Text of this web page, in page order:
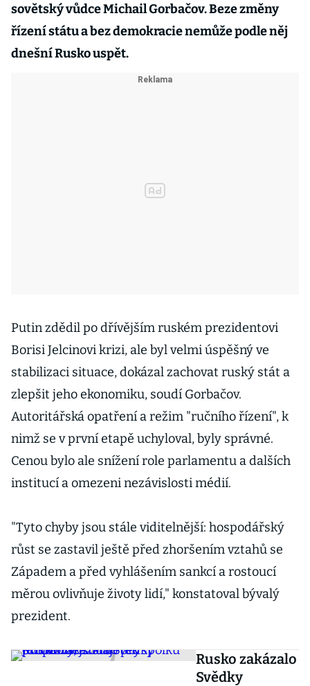
sovětský vůdce Michail Gorbačov. Beze změny
řízení státu a bez demokracie nemůže podle něj
dnešní Rusko uspět.
Putin zdědil po dřívějším ruském prezidentovi
Borisi Jelcinovi krizi, ale byl velmi úspěšný ve
stabilizaci situace, dokázal zachovat ruský stát a
zlepšit jeho ekonomiku, soudí Gorbačov.
Autoritářská opatření a režim "ručního řízení", k
nimž se v první etapě uchyloval, byly správné.
Cenou bylo ale snížení role parlamentu a dalších
institucí a omezeni nezávislosti médií.
"Tyto chyby jsou stále viditelnější: hospodářský
růst se zastavil ještě před zhoršením vztahů se
Západem a před vyhlášením sankcí a rostoucí
měrou ovlivňuje životy lidí," konstatoval bývalý
prezident.
Rusko zakázalo
Svědky